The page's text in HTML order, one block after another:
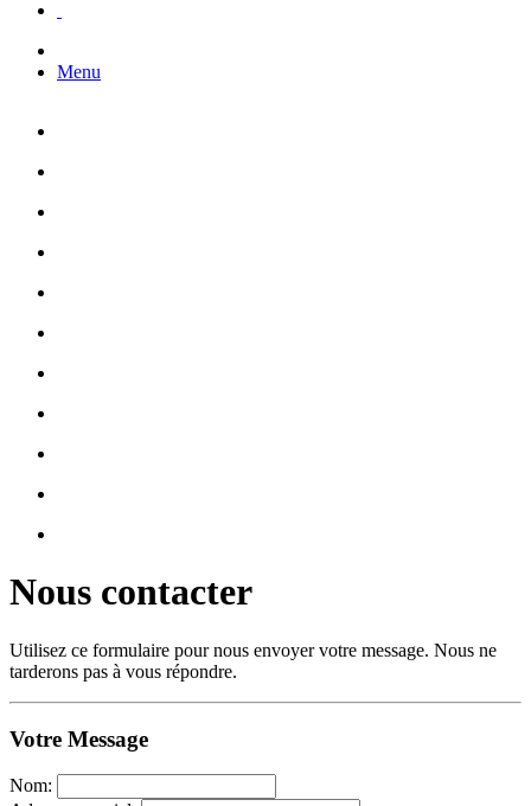
Menu
Nous contacter
Utilisez ce formulaire pour nous envoyer votre message. Nous ne
tarderons pas à vous répondre.
Votre Message
Nom: